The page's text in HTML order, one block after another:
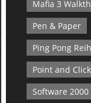
Mafia 3
Pen & Paper
Ping Pong
Point and Click
Software 2000